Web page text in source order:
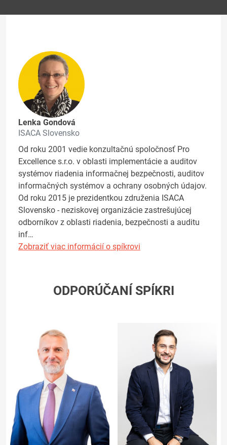
Lenka Gondová
ISACA Slovensko
Od roku 2001 vedie konzultačnú spoločnosť Pro
Excellence s.r.o. v oblasti implementácie a auditov
systémov riadenia informačnej bezpečnosti, auditov
informačných systémov a ochrany osobných údajov.
Od roku 2015 je prezidentkou združenia ISACA
Slovensko - neziskovej organizácie zastrešujúcej
odborníkov z oblasti riadenia, bezpečnosti a auditu
inf…
Zobraziť viac informácií o spíkrovi
ODPORÚČANÍ SPÍKRI